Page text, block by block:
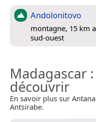
Andolonitovo
montagne, 15 km
sud-ouest
Madagascar
découvrir
En savoir plus sur
Antsirabe.